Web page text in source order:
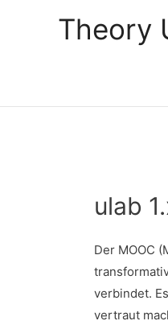
Theory
ulab
Der MOOC
verbindet.
vertraut